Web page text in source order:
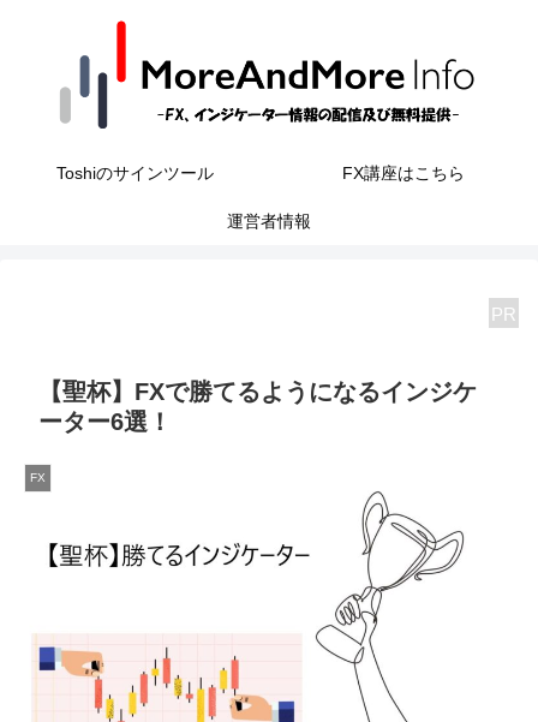
Toshiのサインツール FX講座はこちら
運営者情報
PR
【聖杯】FXで勝てるようになるインジケ
ーター6選！
FX